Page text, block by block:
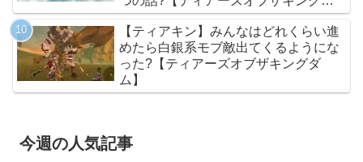
ム】
【ティアキン】みんなはどれくらい進
めたら白銀系モブ敵出てくるようにな
った?【ティアーズオブザキングダ
ム】
今週の人気記事